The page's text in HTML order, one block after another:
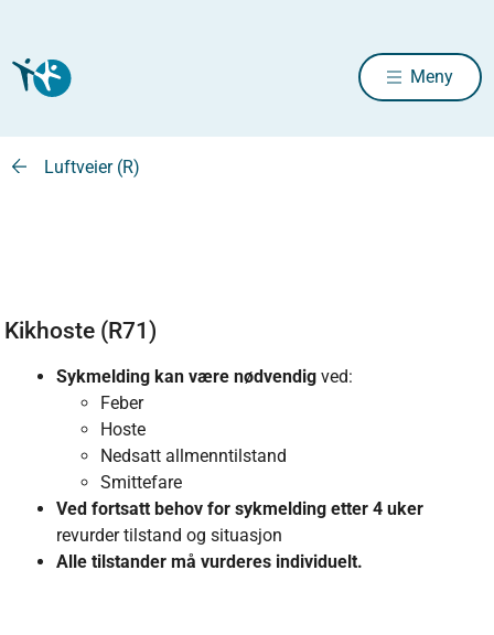
Meny
Luftveier (R)
Kikhoste (R71)
Sykmelding kan være nødvendig ved:
Feber
Hoste
Nedsatt allmenntilstand
Smittefare
Ved fortsatt behov for sykmelding etter 4 uker
revurder tilstand og situasjon
Alle tilstander må vurderes individuelt.